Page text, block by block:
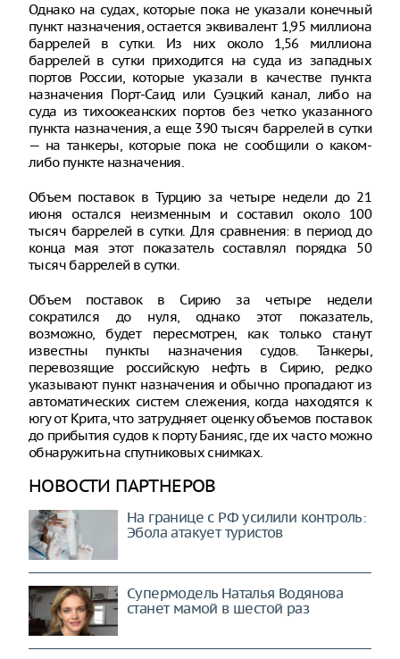
Однако на судах, которые пока не указали конечный
пункт назначения, остается эквивалент 1,95 миллиона
баррелей в сутки. Из них около 1,56 миллиона
баррелей в сутки приходится на суда из западных
портов России, которые указали в качестве пункта
назначения Порт-Саид или Суэцкий канал, либо на
суда из тихоокеанских портов без четко указанного
пункта назначения, а еще 390 тысяч баррелей в сутки
— на танкеры, которые пока не сообщили о каком-
либо пункте назначения.
Объем поставок в Турцию за четыре недели до 21
июня остался неизменным и составил около 100
тысяч баррелей в сутки. Для сравнения: в период до
конца мая этот показатель составлял порядка 50
тысяч баррелей в сутки.
Объем поставок в Сирию за четыре недели
сократился до нуля, однако этот показатель,
возможно, будет пересмотрен, как только станут
известны пункты назначения судов. Танкеры,
перевозящие российскую нефть в Сирию, редко
указывают пункт назначения и обычно пропадают из
автоматических систем слежения, когда находятся к
югу от Крита, что затрудняет оценку объемов поставок
до прибытия судов к порту Банияс, где их часто можно
обнаружить на спутниковых снимках.
НОВОСТИ ПАРТНЕРОВ
На границе с РФ усилили контроль:
Эбола атакует туристов
Супермодель Наталья Водянова
станет мамой в шестой раз